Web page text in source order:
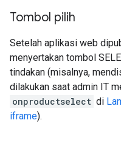
Tombol pilih
Setelah aplikasi web
menyertakan tombol
tindakan (misalnya,
dilakukan saat admin IT
onproductselect di
iframe).